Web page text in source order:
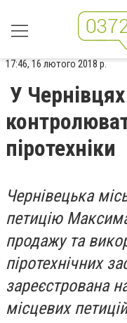
17:46, 16 лютого 2018 р.
У Чернівцях
піротехніки
Чернівецька
петицію
продажу та
піротехнічних
зареєстрована
місцевих